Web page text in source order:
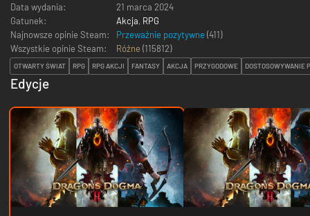
Data wydania:
21 marca 2024
Gatunek:
Akcja, RPG
Najnowsze opinie Steam:
Przeważnie pozytywne (411)
Wszystkie opinie Steam:
Różne (115812)
OTWARTY ŚWIAT RPG RPG AKCJI FANTASY AKCJA PRZYGODOWE DOSTOSOWYWANIE
Edycje